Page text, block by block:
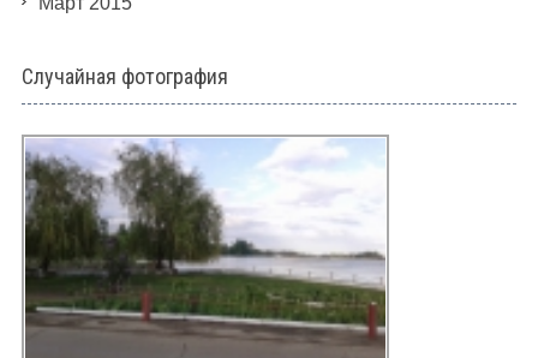
Случайная фотография